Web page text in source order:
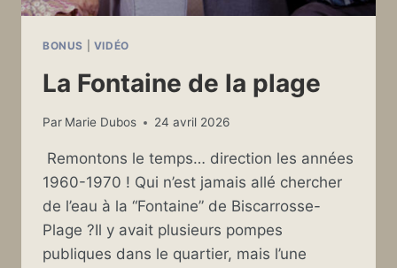
BONUS VIDÉO
La Fontaine de la plage
Par Marie Dubos 24 avril 2026
Remontons le temps… direction les années
1960-1970 ! Qui n’est jamais allé chercher
de l’eau à la “Fontaine” de Biscarrosse-
Plage ?Il y avait plusieurs pompes
publiques dans le quartier, mais l’une